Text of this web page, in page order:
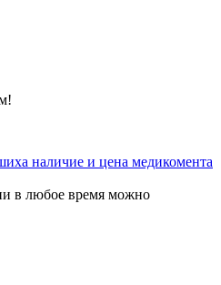
наличие и цена медикомента
в любое время можно